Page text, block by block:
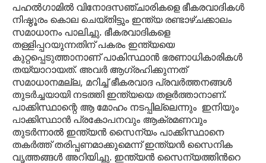
പഹൽഗാമിൽ വിനോദസഞ്ചാരികളെ ഭീകരവാദികൾ
നിഷ്ഠൂരം കൊല ചെയ്തിട്ടും ഇന്ത്യ രണ്ടാഴ്ചക്കാലം
സമാധാനം പാലിച്ചു. ഭീകരവാദികളെ
തള്ളിപ്പറയുന്നതിന് പകരം ഇന്ത്യയെ
കുറ്റപ്പെടുത്താനാണ് പാകിസ്ഥാൻ ഭരണാധികാരികൾ
തയ്യാറായത്. അവർ ആഗ്രഹിക്കുന്നത്
സമാധാനമല്ല, മറിച്ച് ഭീകരവാദ പ്രവർത്തനങ്ങൾ
തുടർച്ചയായി നടത്തി ഇന്ത്യയെ തളർത്താനാണ്.
പാക്കിസ്ഥാന്റെ ആ മോഹം നടപ്പില്ലെന്നും ഇനിയും
പാക്കിസ്ഥാൻ പ്രകോപനവും ആക്രമണവും
തുടർന്നാൽ ഇന്ത്യൻ സൈന്യം പാക്കിസ്ഥാനെ
തകർത്ത് തരിപ്പണമാക്കുമെന്ന് ഇന്ത്യൻ സൈനിക
വൃത്തങ്ങൾ അറിയിച്ചു. ഇന്ത്യൻ സൈന്യത്തിൻറെ